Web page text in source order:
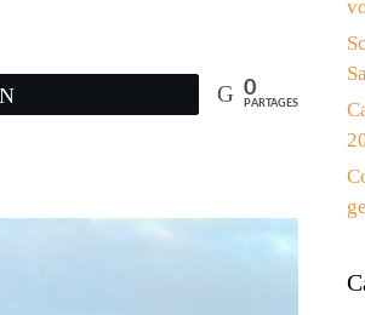
0
PARTAGES